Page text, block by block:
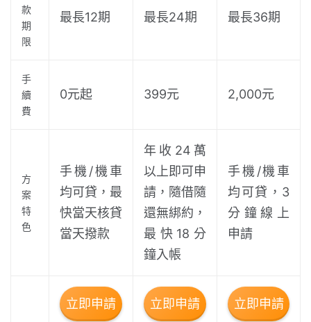
款
期
限
最長12期 最長24期 最長36期
手
續
費
0元起 399元 2,000元
方
案
特
色
手機/機車
均可貸，最
快當天核貸
當天撥款
年收24萬
以上即可申
請，隨借隨
還無綁約，
最快18分
鐘入帳
手機/機車
均可貸，3
分鐘線上
申請
立即申請 立即申請 立即申請